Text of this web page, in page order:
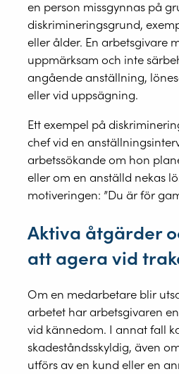
en person missgynnas på
diskrimineringsgrund,
eller ålder. En arbetsgivare
uppmärksam och inte
angående anställning,
eller vid uppsägning.
Ett exempel på
chef vid en
arbetssökande om hon
eller om en anställd nekas
motiveringen: ”Du är för
Aktiva åtgärder
att agera vid
Om en medarbetare blir
arbetet har arbetsgivaren
vid kännedom. I annat fall
skadeståndsskyldig, även
utförs av en kund eller en